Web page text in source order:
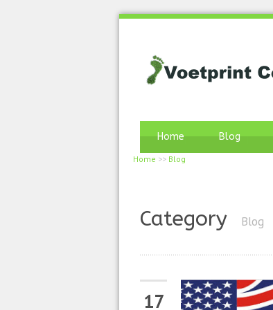
Home Blog
Home >> Blog
Category Blog
17